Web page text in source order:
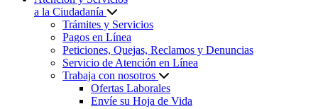
a la Ciudadanía
Trámites y Servicios
Pagos en Línea
Peticiones, Quejas, Reclamos y Denuncias
Servicio de Atención en Línea
Trabaja con nosotros
Ofertas Laborales
Envíe su Hoja de Vida